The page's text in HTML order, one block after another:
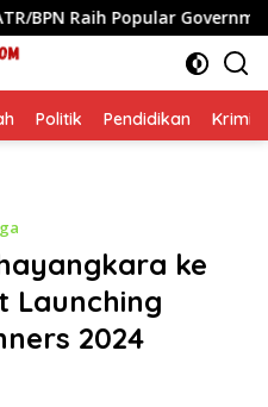
Popular Government
Politik Pendidikan
ke
Launching
2024